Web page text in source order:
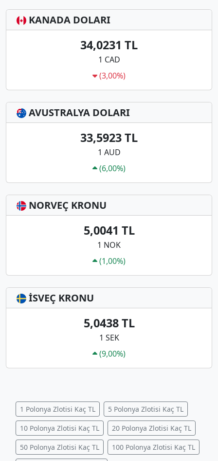
KANADA DOLARI
34,0231 TL
1 CAD
(3,00%)
AVUSTRALYA DOLARI
33,5923 TL
1 AUD
(6,00%)
NORVEÇ KRONU
5,0041 TL
1 NOK
(1,00%)
İSVEÇ KRONU
5,0438 TL
1 SEK
(9,00%)
1 Polonya Zlotisi Kaç TL 5 Polonya Zlotisi Kaç TL
10 Polonya Zlotisi Kaç TL 20 Polonya Zlotisi Kaç TL
50 Polonya Zlotisi Kaç TL 100 Polonya Zlotisi Kaç TL